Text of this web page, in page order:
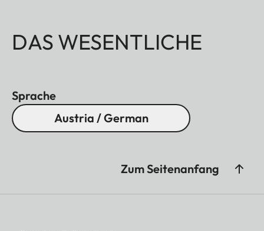
DAS WESENTLICHE
Sprache
Austria / German
Zum Seitenanfang